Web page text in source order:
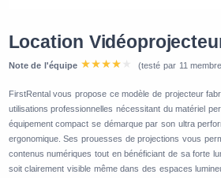
Location
Note de l'équipe (testé par 11
FirstRental vous propose ce modèle de projecteur
utilisations professionnelles nécessitant du matériel
équipement compact se démarque par son ultra
ergonomique. Ses prouesses de projections vous
contenus numériques tout en bénéficiant de sa forte
soit clairement visible même dans des espaces